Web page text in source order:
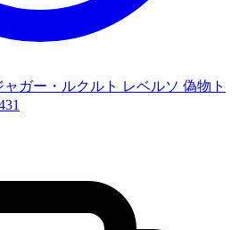
ガー・ルクルト レベルソ 偽物ト